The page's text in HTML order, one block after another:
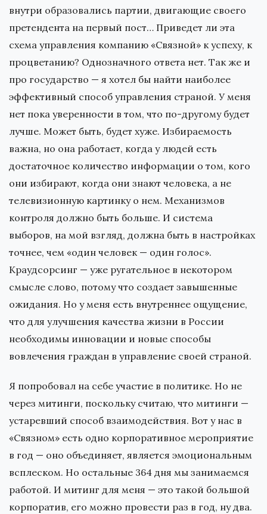
внутри образовались партии, двигающие своего
претендента на первый пост… Приведет ли эта
схема управления компанию «Связной» к успеху, к
процветанию? Однозначного ответа нет. Так же и
про государство — я хотел бы найти наиболее
эффективный способ управления страной. У меня
нет пока уверенности в том, что по-другому будет
лучше. Может быть, будет хуже. Избираемость
важна, но она работает, когда у людей есть
достаточное количество информации о том, кого
они избирают, когда они знают человека, а не
телевизионную картинку о нем. Механизмов
контроля должно быть больше. И система
выборов, на мой взгляд, должна быть в настройках
точнее, чем «один человек — один голос».
Краудсорсинг — уже ругательное в некотором
смысле слово, потому что создает завышенные
ожидания. Но у меня есть внутреннее ощущение,
что для улучшения качества жизни в России
необходимы инновации и новые способы
вовлечения граждан в управление своей страной.
Я попробовал на себе участие в политике. Но не
через митинги, поскольку считаю, что митинги —
устаревший способ взаимодействия. Вот у нас в
«Связном» есть одно корпоративное мероприятие
в год — оно объединяет, является эмоциональным
всплеском. Но остальные 364 дня мы занимаемся
работой. И митинг для меня — это такой большой
корпоратив, его можно провести раз в год, ну два.